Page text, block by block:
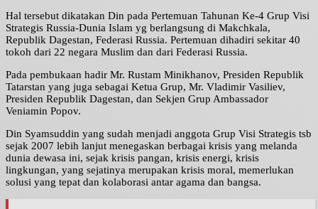
Hal tersebut dikatakan Din pada Pertemuan Tahunan Ke-4 Grup Visi
Strategis Russia-Dunia Islam yg berlangsung di Makchkala,
Republik Dagestan, Federasi Russia. Pertemuan dihadiri sekitar 40
tokoh dari 22 negara Muslim dan dari Federasi Russia.
Pada pembukaan hadir Mr. Rustam Minikhanov, Presiden Republik
Tatarstan yang juga sebagai Ketua Grup, Mr. Vladimir Vasiliev,
Presiden Republik Dagestan, dan Sekjen Grup Ambassador
Veniamin Popov.
Din Syamsuddin yang sudah menjadi anggota Grup Visi Strategis tsb
sejak 2007 lebih lanjut menegaskan berbagai krisis yang melanda
dunia dewasa ini, sejak krisis pangan, krisis energi, krisis
lingkungan, yang sejatinya merupakan krisis moral, memerlukan
solusi yang tepat dan kolaborasi antar agama dan bangsa.